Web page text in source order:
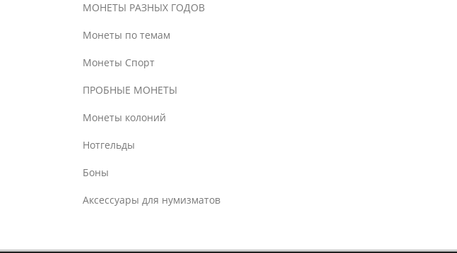
МОНЕТЫ РАЗНЫХ ГОДОВ
Монеты по темам
Монеты Спорт
ПРОБНЫЕ МОНЕТЫ
Монеты колоний
Нотгельды
Боны
Аксессуары для нумизматов